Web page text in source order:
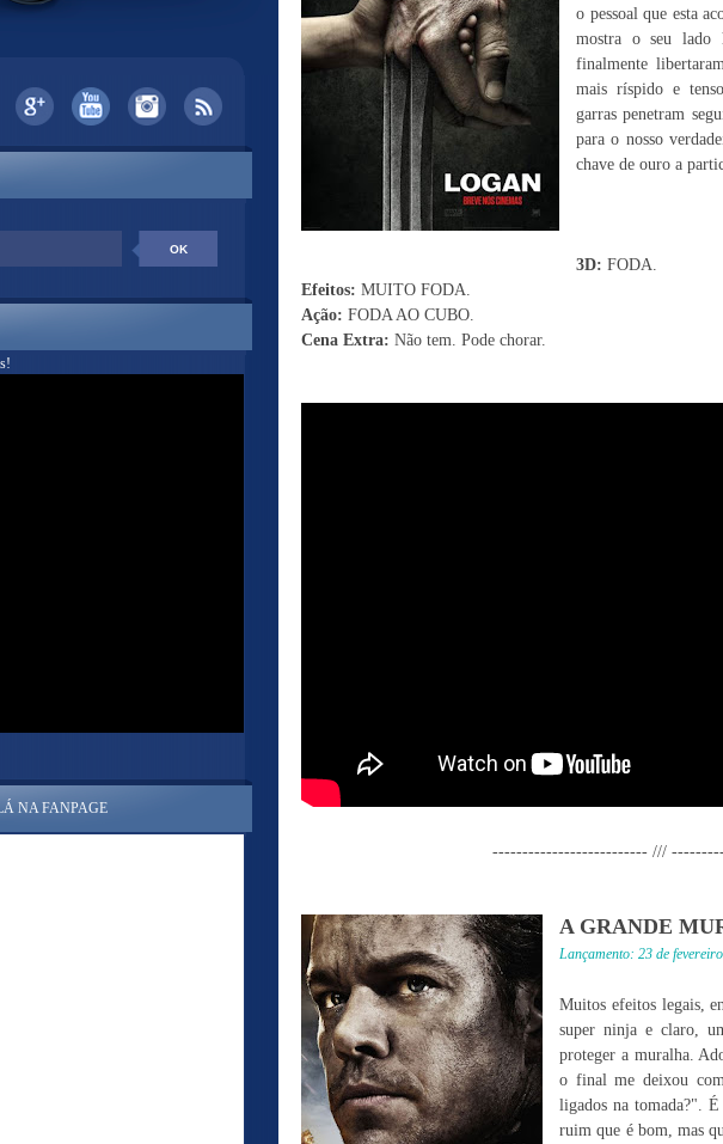
o pessoal que esta
mostra o seu lado
finalmente
mais ríspido e
garras penetram
para o nosso
chave de ouro a
3D: FODA.
Efeitos: MUITO FODA.
Ação: FODA AO CUBO.
Cena Extra: Não tem. Pode chorar.
-------------------------- ///
A GRANDE
Lançamento: 23 de
Muitos efeitos legais,
super ninja e claro,
proteger a muralha.
o final me deixou
ligados na tomada?".
ruim que é bom, mas
NA FANPAGE